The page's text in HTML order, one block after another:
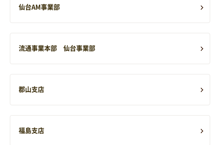
仙台AM事業部
流通事業本部 仙台事業部
郡山支店
福島支店